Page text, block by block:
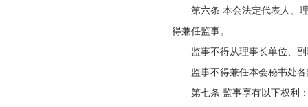
第六条 本会法定代表人、
得兼任监事。
监事不得从理事长单位、
监事不得兼任本会秘书处
第七条 监事享有以下权利